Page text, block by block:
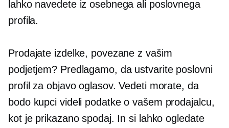
lahko navedete iz osebnega ali poslovnega
profila.
Prodajate izdelke, povezane z vašim
podjetjem? Predlagamo, da ustvarite poslovni
profil za objavo oglasov. Vedeti morate, da
bodo kupci videli podatke o vašem prodajalcu,
kot je prikazano spodaj. In si lahko ogledate